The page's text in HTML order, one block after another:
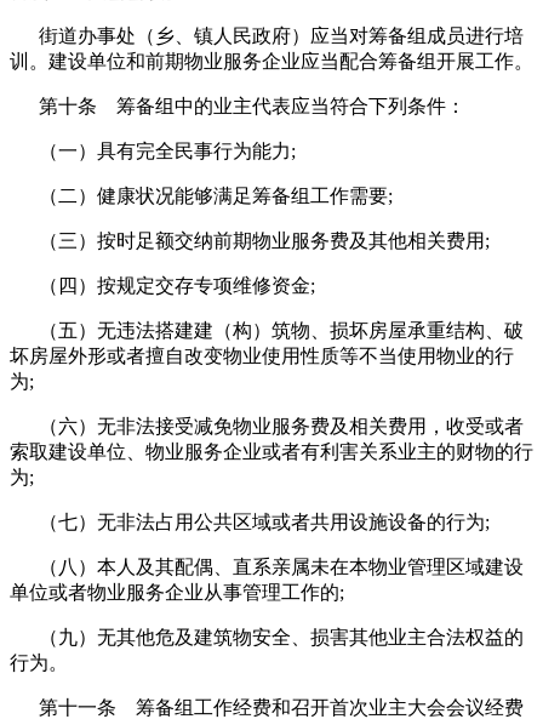
街道办事处（乡、镇人民政府）应当对筹备组成员进行培
训。建设单位和前期物业服务企业应当配合筹备组开展工作。
第十条 筹备组中的业主代表应当符合下列条件：
（一）具有完全民事行为能力;
（二）健康状况能够满足筹备组工作需要;
（三）按时足额交纳前期物业服务费及其他相关费用;
（四）按规定交存专项维修资金;
（五）无违法搭建建（构）筑物、损坏房屋承重结构、破
坏房屋外形或者擅自改变物业使用性质等不当使用物业的行
为;
（六）无非法接受减免物业服务费及相关费用，收受或者
索取建设单位、物业服务企业或者有利害关系业主的财物的行
为;
（七）无非法占用公共区域或者共用设施设备的行为;
（八）本人及其配偶、直系亲属未在本物业管理区域建设
单位或者物业服务企业从事管理工作的;
（九）无其他危及建筑物安全、损害其他业主合法权益的
行为。
第十一条 筹备组工作经费和召开首次业主大会会议经费